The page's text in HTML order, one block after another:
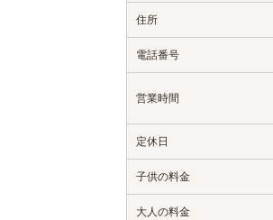
住所
電話番号
営業時間
定休日
子供の料金
大人の料金